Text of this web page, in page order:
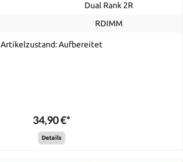
Dual Rank 2R
RDIMM
Artikelzustand: Aufbereitet
34,90 €*
Details